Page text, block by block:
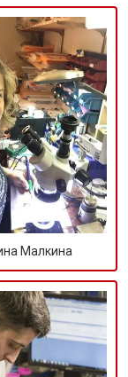
Малкина